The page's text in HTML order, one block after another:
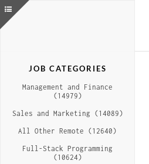
JOB CATEGORIES
Management and Finance
(14979)
Sales and Marketing (14089)
All Other Remote (12640)
Full-Stack Programming
(10624)